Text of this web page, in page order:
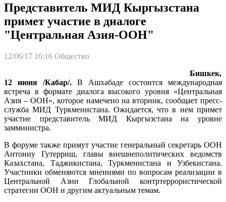
Представитель МИД Кыргызстана
примет участие в диалоге
"Центральная Азия-ООН"
12/06/17 16:16 Общество
Бишкек,
12 июня /Кабар/. В Ашхабаде состоится международная
встреча в формате диалога высокого уровня «Центральная
Азия – ООН», которое намечено на вторник, сообщает пресс-
служба МИД Туркменистана. Ожидается, что в нем примет
участие представитель МИД Кыргызстана на уровне
замминистра.
В форуме также примут участие генеральный секретарь ООН
Антониу Гутерриш, главы внешнеполитических ведомств
Казахстана, Таджикистана, Туркменистана и Узбекистана.
Участники обменяются мнениями по вопросам реализации в
Центральной Азии Глобальной контртеррористической
стратегии ООН и другим актуальным темам.